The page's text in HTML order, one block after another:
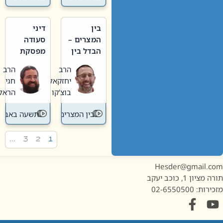
בין
המצרים –
הבדל בין
חדשה
לישנה
הרב
יחזקאל
בוצ'קו
בין המצרים
דיני
סעודה
מפסקת
תשעה
באב
הרב
חגי
הראל
תשעה באב
1, כוכב יעקב
02-6550500